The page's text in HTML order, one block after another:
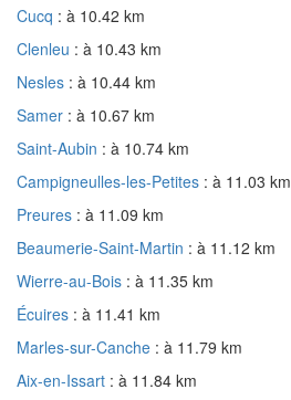
Cucq : à 10.42 km
Clenleu : à 10.43 km
Nesles : à 10.44 km
Samer : à 10.67 km
Saint-Aubin : à 10.74 km
Campigneulles-les-Petites : à 11.03 km
Preures : à 11.09 km
Beaumerie-Saint-Martin : à 11.12 km
Wierre-au-Bois : à 11.35 km
Écuires : à 11.41 km
Marles-sur-Canche : à 11.79 km
Aix-en-Issart : à 11.84 km